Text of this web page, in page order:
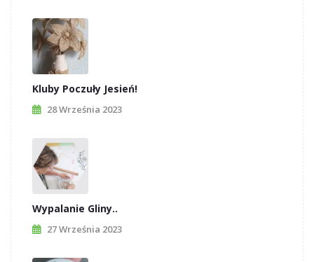
Kluby Poczuły Jesień!
28 Września 2023
Wypalanie Gliny..
27 Września 2023